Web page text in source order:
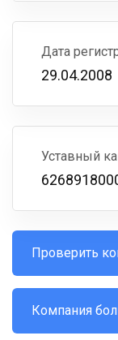
Дата
29.04.2008
Уставный
Проверить
Компания